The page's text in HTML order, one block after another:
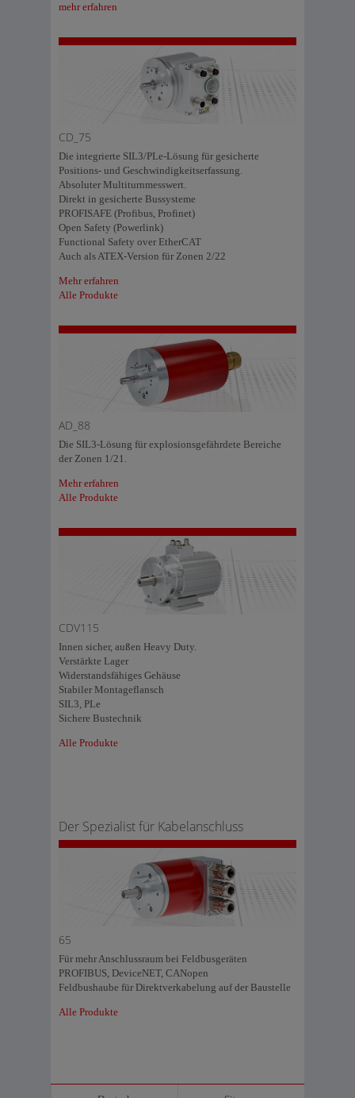
mehr erfahren
CD_75
Die integrierte SIL3/PLe-Lösung für gesicherte
Positions- und Geschwindigkeitserfassung.
Absoluter Multiturnmesswert.
Direkt in gesicherte Bussysteme
PROFISAFE (Profibus, Profinet)
Open Safety (Powerlink)
Functional Safety over EtherCAT
Auch als ATEX-Version für Zonen 2/22
Mehr erfahren
Alle Produkte
AD_88
Die SIL3-Lösung für explosionsgefährdete Bereiche
der Zonen 1/21.
Mehr erfahren
Alle Produkte
CDV115
Innen sicher, außen Heavy Duty.
Verstärkte Lager
Widerstandsfähiges Gehäuse
Stabiler Montageflansch
SIL3, PLe
Sichere Bustechnik
Alle Produkte
Der Spezialist für Kabelanschluss
65
Für mehr Anschlussraum bei Feldbusgeräten
PROFIBUS, DeviceNET, CANopen
Feldbushaube für Direktverkabelung auf der Baustelle
Alle Produkte